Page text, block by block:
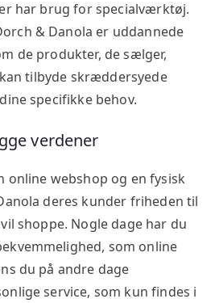
har brug for specialværktøj.
& Danola er uddannede
de produkter, de sælger,
tilbyde skræddersyede
specifikke behov.
verdener
online webshop og en fysisk
deres kunder friheden til
shoppe. Nogle dage har du
som online
du på andre dage
service, som kun findes i